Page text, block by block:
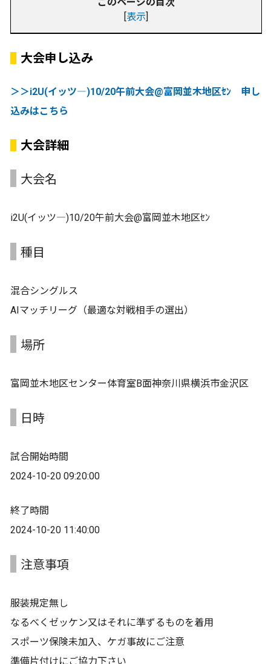
[表示]
大会申し込み
＞＞i2U(イッツ―)10/20午前大会@富岡並木地区ｾﾝ 申し
込みはこちら
大会詳細
大会名
i2U(イッツ―)10/20午前大会@富岡並木地区ｾﾝ
種目
混合シングルス
AIマッチリーグ（最適な対戦相手の選出）
場所
富岡並木地区センター体育室B面神奈川県横浜市金沢区
日時
試合開始時間
2024-10-20 09:20:00
終了時間
2024-10-20 11:40:00
注意事項
服装規定無し
なるべくゼッケン又はそれに準ずるものを着用
スポーツ保険未加入、ケガ事故にご注意
準備片付けにご協力下さい